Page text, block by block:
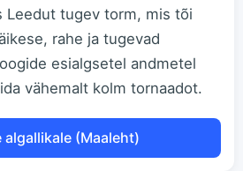
Leedut tugev torm, mis tõi
rahe ja tugevad
esialgsetel andmetel
vähemalt kolm tornaadot.
(Maaleht)